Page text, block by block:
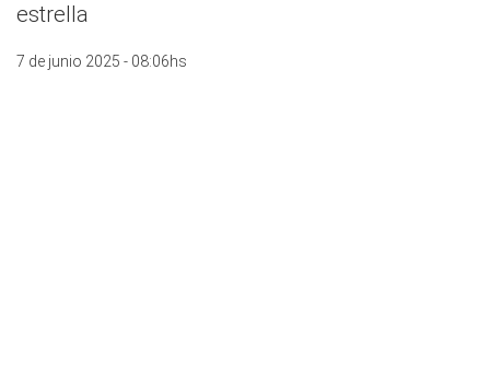
estrella
7 de junio 2025 - 08:06hs